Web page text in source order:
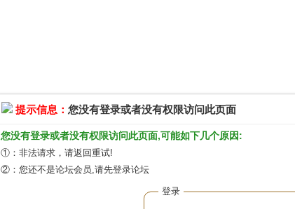
提示信息： 您没有登录或者没有权限访问此页面
您没有登录或者没有权限访问此页面,可能如下几个原因:
①：非法请求，请返回重试!
②：您还不是论坛会员,请先登录论坛
登录